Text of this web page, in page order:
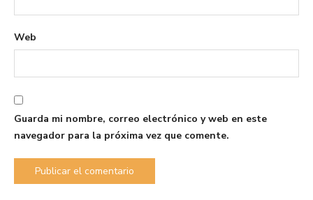
Web
Guarda mi nombre, correo electrónico y web en este
navegador para la próxima vez que comente.